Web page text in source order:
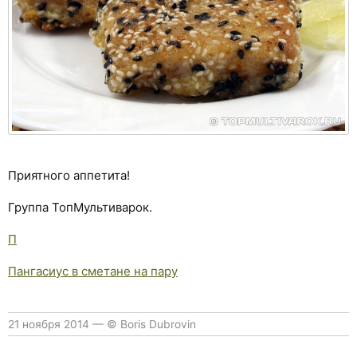
Приятного аппетита!
Группа ТопМультиварок.
П
Пангасиус в сметане на пару
21 ноября 2014 — © Boris Dubrovin